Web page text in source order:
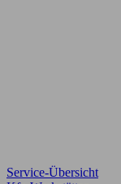
Service-Übersicht